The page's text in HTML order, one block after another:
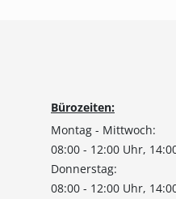
Bürozeiten:
Montag - Mittwoch:
08:00 - 12:00 Uhr,
Donnerstag:
08:00 - 12:00 Uhr,